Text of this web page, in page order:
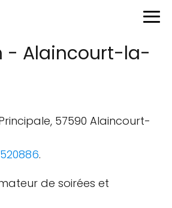
- Alaincourt-la-
57590 Alaincourt-
.
de soirées et